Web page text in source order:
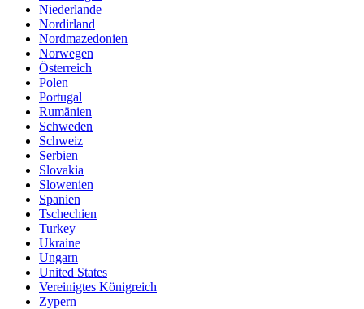
Niederlande
Nordirland
Nordmazedonien
Norwegen
Österreich
Polen
Portugal
Rumänien
Schweden
Schweiz
Serbien
Slovakia
Slowenien
Spanien
Tschechien
Turkey
Ukraine
Ungarn
United States
Vereinigtes Königreich
Zypern